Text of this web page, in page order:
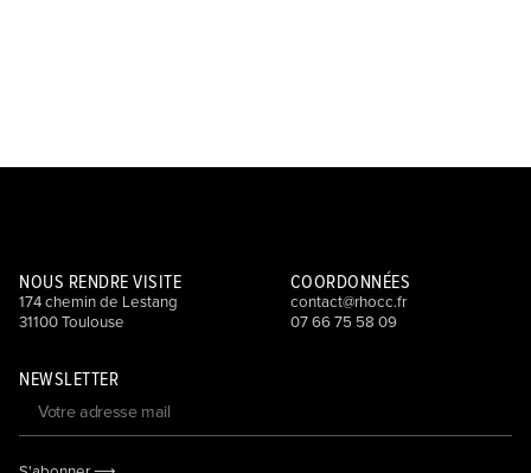
NOUS RENDRE VISITE
174 chemin de Lestang
31100 Toulouse
COORDONNÉES
contact@rhocc.fr
07 66 75 58 09
NEWSLETTER